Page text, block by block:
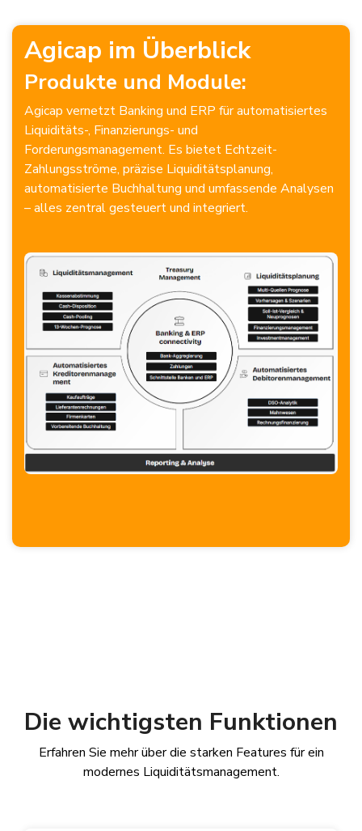
Agicap im Überblick
Produkte und Module:
Agicap vernetzt Banking und ERP für automatisiertes
Liquiditäts-, Finanzierungs- und
Forderungsmanagement. Es bietet Echtzeit-
Zahlungsströme, präzise Liquiditätsplanung,
automatisierte Buchhaltung und umfassende Analysen
– alles zentral gesteuert und integriert.
Die wichtigsten Funktionen
Erfahren Sie mehr über die starken Features für ein
modernes Liquiditätsmanagement.